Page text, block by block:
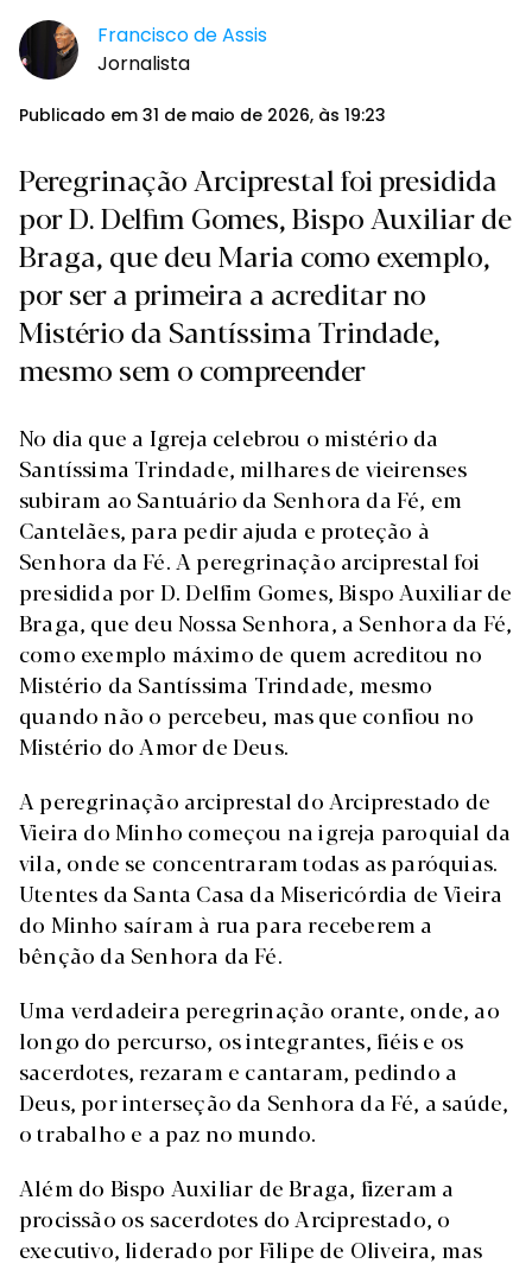
Francisco de Assis
Jornalista
Publicado em 31 de maio de 2026, às 19:23
Peregrinação Arciprestal foi presidida
por D. Delfim Gomes, Bispo Auxiliar de
Braga, que deu Maria como exemplo,
por ser a primeira a acreditar no
Mistério da Santíssima Trindade,
mesmo sem o compreender
No dia que a Igreja celebrou o mistério da
Santíssima Trindade, milhares de vieirenses
subiram ao Santuário da Senhora da Fé, em
Cantelães, para pedir ajuda e proteção à
Senhora da Fé. A peregrinação arciprestal foi
presidida por D. Delfim Gomes, Bispo Auxiliar de
Braga, que deu Nossa Senhora, a Senhora da Fé,
como exemplo máximo de quem acreditou no
Mistério da Santíssima Trindade, mesmo
quando não o percebeu, mas que confiou no
Mistério do Amor de Deus.
A peregrinação arciprestal do Arciprestado de
Vieira do Minho começou na igreja paroquial da
vila, onde se concentraram todas as paróquias.
Utentes da Santa Casa da Misericórdia de Vieira
do Minho saíram à rua para receberem a
bênção da Senhora da Fé.
Uma verdadeira peregrinação orante, onde, ao
longo do percurso, os integrantes, fiéis e os
sacerdotes, rezaram e cantaram, pedindo a
Deus, por interseção da Senhora da Fé, a saúde,
o trabalho e a paz no mundo.
Além do Bispo Auxiliar de Braga, fizeram a
procissão os sacerdotes do Arciprestado, o
executivo, liderado por Filipe de Oliveira, mas